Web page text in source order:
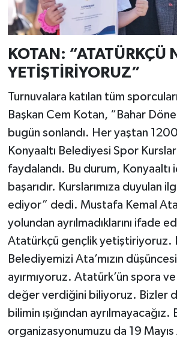
KOTAN: “ATATÜRKÇÜ
YETİŞTİRİYORUZ”
Turnuvalara katılan tüm
Başkan Cem Kotan, “Bahar
bugün sonlandı. Her yaştan
Konyaaltı Belediyesi Spor
faydalandı. Bu durum, Konyaaltı
başarıdır. Kurslarımıza duyulan
ediyor” dedi. Mustafa Kemal
yolundan ayrılmadıklarını ifade
Atatürkçü gençlik yetiştiriyoruz.
Belediyemizi Ata’mızın
ayırmıyoruz. Atatürk’ün spora
değer verdiğini biliyoruz. Bizler
bilimin ışığından ayrılmayacağız.
organizasyonumuzu da 19